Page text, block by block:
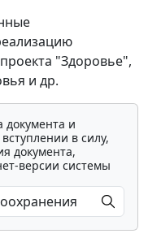
"Здоровье",
и др.
документа и
в силу,
документа,
версии системы